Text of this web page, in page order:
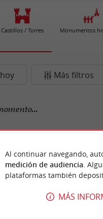
Castillos / Torres Monumentos
Más filtros
Al continuar navegando,
medición de audiencia .
plataformas también
MÁS